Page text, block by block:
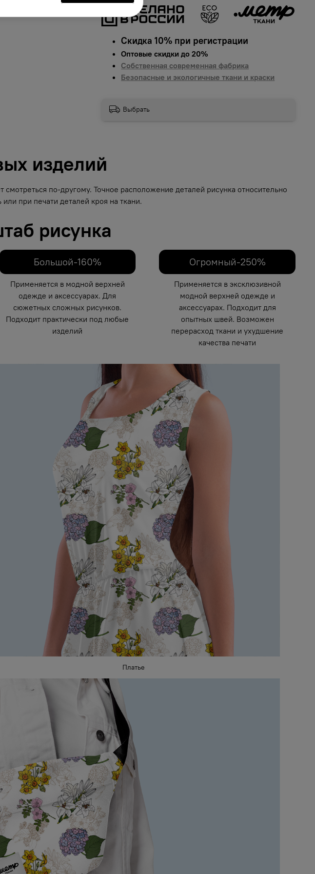
Скидка 10% при регистрации
Оптовые скидки до 20%
Собственная современная фабрика
Безопасные и экологичные ткани и краски
Выбрать
изделий
по-другому. Точное расположение деталей рисунка относительно
при печати деталей кроя на ткани.
рисунка
Большой-160%
Применяется в модной верхней
одежде и аксессуарах. Для
сюжетных сложных рисунков.
Подходит практически под любые
изделий
Огромный-250%
Применяется в эксклюзивной
модной верхней одежде и
аксессуарах. Подходит для
опытных швей. Возможен
перерасход ткани и ухудшение
качества печати
Платье